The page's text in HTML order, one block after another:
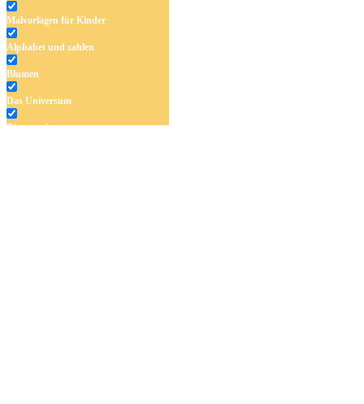
Malvorlagen für Kinder
Alphabet und zahlen
Blumen
Das Universum
Dinosaurier